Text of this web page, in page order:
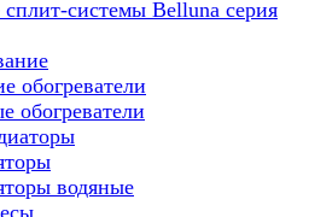
системы Belluna серия
обогреватели
обогреватели
водяные